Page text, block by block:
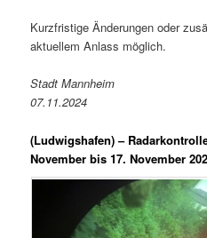
Kurzfristige Änderungen oder
aktuellem Anlass möglich.
Stadt Mannheim
07.11.2024
(Ludwigshafen) –
November bis 17. November